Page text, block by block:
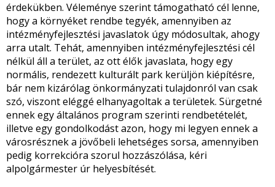
érdekükben. Véleménye szerint támogatható cél lenne,
hogy a környéket rendbe tegyék, amennyiben az
intézményfejlesztési javaslatok úgy módosultak, ahogy
arra utalt. Tehát, amennyiben intézményfejlesztési cél
nélkül áll a terület, az ott élők javaslata, hogy egy
normális, rendezett kulturált park kerüljön kiépítésre,
bár nem kizárólag önkormányzati tulajdonról van csak
szó, viszont eléggé elhanyagoltak a területek. Sürgetné
ennek egy általános program szerinti rendbetételét,
illetve egy gondolkodást azon, hogy mi legyen ennek a
városrésznek a jövőbeli lehetséges sorsa, amennyiben
pedig korrekcióra szorul hozzászólása, kéri
alpolgármester úr helyesbítését.